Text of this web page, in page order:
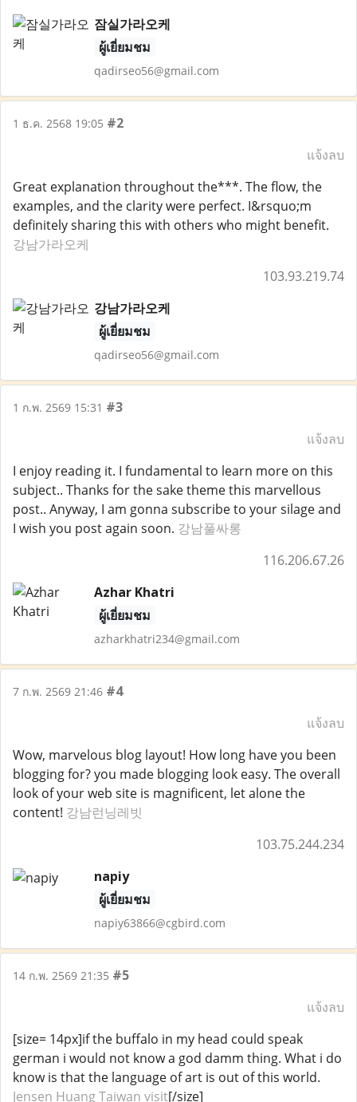
잠실가라오케
ผู้เยี่ยมชม
qadirseo56@gmail.com
1 ธ.ค. 2568 19:05 #2
แจ้งลบ
Great explanation throughout the***. The flow, the
examples, and the clarity were perfect. I&rsquo;m
definitely sharing this with others who might benefit.
강남가라오케
103.93.219.74
강남가라오케
ผู้เยี่ยมชม
qadirseo56@gmail.com
1 ก.พ. 2569 15:31 #3
แจ้งลบ
I enjoy reading it. I fundamental to learn more on this
subject.. Thanks for the sake theme this marvellous
post.. Anyway, I am gonna subscribe to your silage and
I wish you post again soon. 강남풀싸롱
116.206.67.26
Azhar Khatri
ผู้เยี่ยมชม
azharkhatri234@gmail.com
7 ก.พ. 2569 21:46 #4
แจ้งลบ
Wow, marvelous blog layout! How long have you been
blogging for? you made blogging look easy. The overall
look of your web site is magnificent, let alone the
content! 강남런닝레빗
103.75.244.234
napiy
ผู้เยี่ยมชม
napiy63866@cgbird.com
14 ก.พ. 2569 21:35 #5
แจ้งลบ
[size= 14px]if the buffalo in my head could speak
german i would not know a god damm thing. What i do
know is that the language of art is out of this world.
Jensen Huang Taiwan visit[/size]